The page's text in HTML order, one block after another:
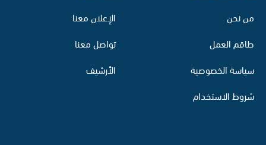
من نحن
طاقم العمل
سياسة الخصوصية
شروط الاستخدام
الإعلان معنا
تواصل معنا
الأرشيف